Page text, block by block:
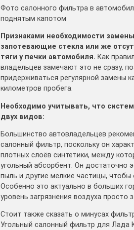
Фото салонного фильтра в
поднятым капотом
Признаками необходимости
запотевающие стекла или же
тяги у печки автомобиля. Как
владельцев замечают это не сразу,
придерживаться регулярной замены
километров пробега.
Необходимо учитывать, что
двух видов:
Большинство автовладельцев
салонный фильтр, поскольку он
плотных слоёв синтетики, между
угольный абсорбент. Он достаточно
пыль и другие мелкие частицы, чтобы
Особенно это актуально в больших
уровень загрязнения воздуха просто
Стоит также сказать о минусах
Угольный салонный фильтр для Лада